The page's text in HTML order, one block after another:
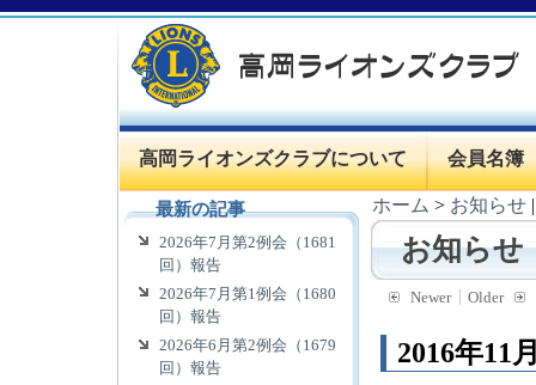
高岡ライオンズクラブについて 会員名簿
ホーム > お知らせ
お知らせ
Newer Older
2016年11
最新の記事
2026年7月第2例会（1681
回）報告
2026年7月第1例会（1680
回）報告
2026年6月第2例会（1679
回）報告